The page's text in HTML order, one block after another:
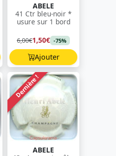
ABELE
41 Ctr bleu-noir *
usure sur 1 bord
6,00€1,50€ -75%
Ajouter
Dernière !
ABELE